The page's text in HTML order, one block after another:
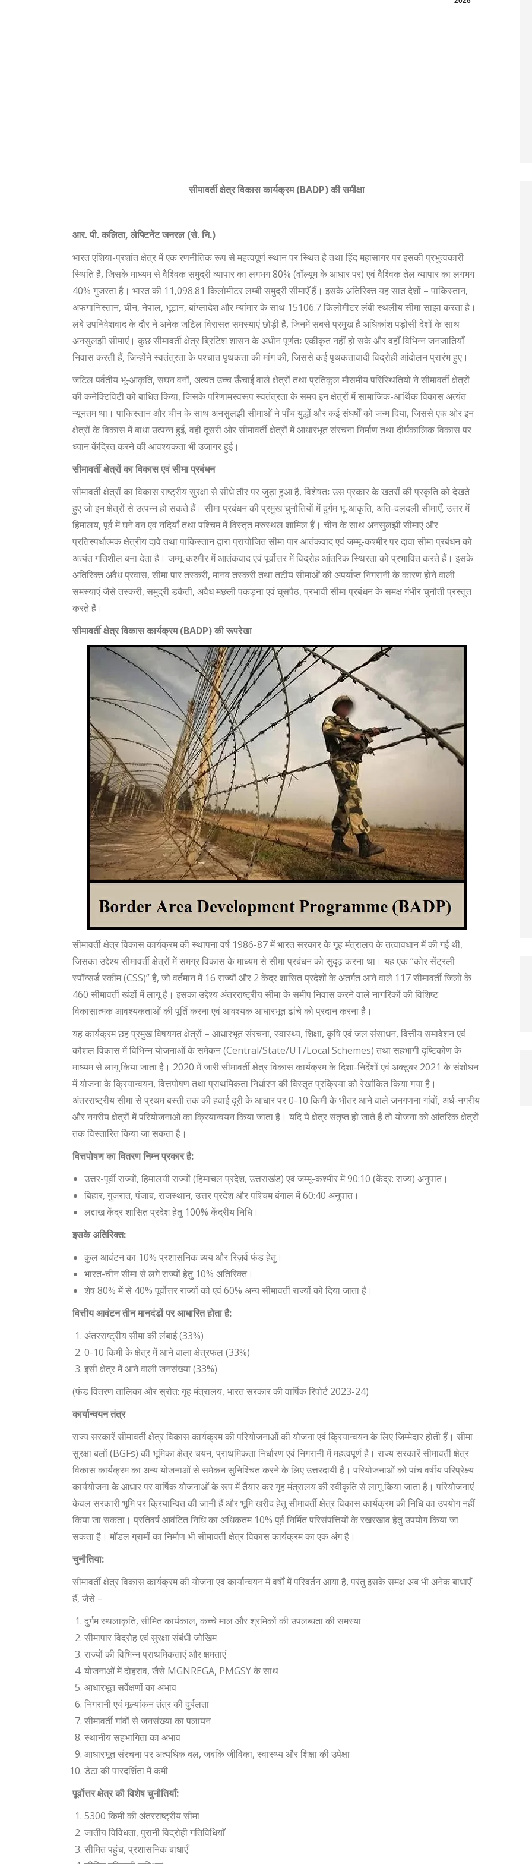
सीमावर्ती क्षेत्र विकास कार्यक्रम (BADP)की समीक्षा
आर. पी. कलिता, लेफ्टिनेंट जनरल (से. नि.)
भारत एशिया-प्रशांत क्षेत्र में एक रणनीतिक रूप से महत्वपूर्ण स्थान पर स्थित है तथा हिंद महासागर पर इसकी प्रभुत्वकारी
स्थिति है, जिसके माध्यम से वैश्विक समुद्री व्यापार का लगभग 80% (वॉल्यूम के आधार पर) एवं वैश्विक तेल व्यापार का लगभग
40% गुजरता है। भारत की 11,098.81 किलोमीटर लम्बी समुद्री सीमाएँ हैं। इसके अतिरिक्त यह सात देशों – पाकिस्तान,
अफगानिस्तान, चीन, नेपाल, भूटान, बांग्लादेश और म्यांमार के साथ 15106.7 किलोमीटर लंबी स्थलीय सीमा साझा करता है।
लंबे उपनिवेशवाद के दौर ने अनेक जटिल विरासत समस्याएं छोड़ी हैं, जिनमें सबसे प्रमुख है अधिकांश पड़ोसी देशों के साथ
अनसुलझी सीमाएं। कुछ सीमावर्ती क्षेत्र ब्रिटिश शासन के अधीन पूर्णतः एकीकृत नहीं हो सके और वहाँ विभिन्न जनजातियाँ
निवास करती हैं, जिन्होंने स्वतंत्रता के पश्चात पृथकता की मांग की, जिससे कई पृथकतावादी विद्रोही आंदोलन प्रारंभ हुए।
जटिल पर्वतीय भू-आकृति, सघन वनों, अत्यंत उच्च ऊँचाई वाले क्षेत्रों तथा प्रतिकूल मौसमीय परिस्थितियों ने सीमावर्ती क्षेत्रों
की कनेक्टिविटी को बाधित किया, जिसके परिणामस्वरूप स्वतंत्रता के समय इन क्षेत्रों में सामाजिक-आर्थिक विकास अत्यंत
न्यूनतम था। पाकिस्तान और चीन के साथ अनसुलझी सीमाओं ने पाँच युद्धों और कई संघर्षों को जन्म दिया, जिससे एक ओर इन
क्षेत्रों के विकास में बाधा उत्पन्न हुई, वहीं दूसरी ओर सीमावर्ती क्षेत्रों में आधारभूत संरचना निर्माण तथा दीर्घकालिक विकास पर
ध्यान केंद्रित करने की आवश्यकता भी उजागर हुई।
सीमावर्ती क्षेत्रों का विकास एवं सीमा प्रबंधन
सीमावर्ती क्षेत्रों का विकास राष्ट्रीय सुरक्षा से सीधे तौर पर जुड़ा हुआ है, विशेषतः उस प्रकार के खतरों की प्रकृति को देखते
हुए जो इन क्षेत्रों से उत्पन्न हो सकते हैं। सीमा प्रबंधन की प्रमुख चुनौतियों में दुर्गम भू-आकृति, अति-दलदली सीमाएँ, उत्तर में
हिमालय, पूर्व में घने वन एवं नदियाँ तथा पश्चिम में विस्तृत मरुस्थल शामिल हैं। चीन के साथ अनसुलझी सीमाएं और
प्रतिस्पर्धात्मक क्षेत्रीय दावे तथा पाकिस्तान द्वारा प्रायोजित सीमा पार आतंकवाद एवं जम्मू-कश्मीर पर दावा सीमा प्रबंधन को
अत्यंत गतिशील बना देता है। जम्मू-कश्मीर में आतंकवाद एवं पूर्वोत्तर में विद्रोह आंतरिक स्थिरता को प्रभावित करते हैं। इसके
अतिरिक्त अवैध प्रवास, सीमा पार तस्करी, मानव तस्करी तथा तटीय सीमाओं की अपर्याप्त निगरानी के कारण होने वाली
समस्याएं जैसे तस्करी, समुद्री डकैती, अवैध मछली पकड़ना एवं घुसपैठ, प्रभावी सीमा प्रबंधन के समक्ष गंभीर चुनौती प्रस्तुत
करते हैं।
सीमावर्ती क्षेत्र विकास कार्यक्रम (BADP)की रूपरेखा
सीमावर्ती क्षेत्र विकास कार्यक्रम की स्थापना वर्ष 1986-87 में भारत सरकार के गृह मंत्रालय के तत्वावधान में की गई थी,
जिसका उद्देश्य सीमावर्ती क्षेत्रों में समग्र विकास के माध्यम से सीमा प्रबंधन को सुदृढ़ करना था। यह एक “कोर सेंट्रली
स्पॉन्सर्ड स्कीम (CSS)” है, जो वर्तमान में 16 राज्यों और 2 केंद्र शासित प्रदेशों के अंतर्गत आने वाले 117 सीमावर्ती जिलों के
460 सीमावर्ती खंडों में लागू है। इसका उद्देश्य अंतरराष्ट्रीय सीमा के समीप निवास करने वाले नागरिकों की विशिष्ट
विकासात्मक आवश्यकताओं की पूर्ति करना एवं आवश्यक आधारभूत ढांचे को प्रदान करना है।
यह कार्यक्रम छह प्रमुख विषयगत क्षेत्रों – आधारभूत संरचना, स्वास्थ्य, शिक्षा, कृषि एवं जल संसाधन, वित्तीय समावेशन एवं
कौशल विकास में विभिन्न योजनाओं के समेकन (Central/State/UT/Local Schemes) तथा सहभागी दृष्टिकोण के
माध्यम से लागू किया जाता है। 2020 में जारी सीमावर्ती क्षेत्र विकास कार्यक्रम के दिशा-निर्देशों एवं अक्टूबर 2021 के संशोधन
में योजना के क्रियान्वयन, वित्तपोषण तथा प्राथमिकता निर्धारण की विस्तृत प्रक्रिया को रेखांकित किया गया है।
अंतरराष्ट्रीय सीमा से प्रथम बस्ती तक की हवाई दूरी के आधार पर 0-10 किमी के भीतर आने वाले जनगणना गांवों, अर्ध-नगरीय
और नगरीय क्षेत्रों में परियोजनाओं का क्रियान्वयन किया जाता है। यदि ये क्षेत्र संतृप्त हो जाते हैं तो योजना को आंतरिक क्षेत्रों
तक विस्तारित किया जा सकता है।
वित्तपोषण का वितरण निम्न प्रकार है:
उत्तर-पूर्वी राज्यों, हिमालयी राज्यों (हिमाचल प्रदेश, उत्तराखंड) एवं जम्मू-कश्मीर में 90:10 (केंद्र: राज्य) अनुपात।
बिहार, गुजरात, पंजाब, राजस्थान, उत्तर प्रदेश और पश्चिम बंगाल में 60:40 अनुपात।
लद्दाख केंद्र शासित प्रदेश हेतु 100% केंद्रीय निधि।
इसके अतिरिक्त:
कुल आवंटन का 10% प्रशासनिक व्यय और रिज़र्व फंड हेतु।
भारत-चीन सीमा से लगे राज्यों हेतु 10% अतिरिक्त।
शेष 80% में से 40% पूर्वोत्तर राज्यों को एवं 60% अन्य सीमावर्ती राज्यों को दिया जाता है।
वित्तीय आवंटन तीन मानदंडों पर आधारित होता है:
अंतरराष्ट्रीय सीमा की लंबाई (33%)
0-10 किमी के क्षेत्र में आने वाला क्षेत्रफल (33%)
इसी क्षेत्र में आने वाली जनसंख्या (33%)
(फंड वितरण तालिका और स्रोत: गृह मंत्रालय, भारत सरकार की वार्षिक रिपोर्ट 2023-24)
कार्यान्वयन तंत्र
राज्य सरकारें सीमावर्ती क्षेत्र विकास कार्यक्रम की परियोजनाओं की योजना एवं क्रियान्वयन के लिए जिम्मेदार होती हैं। सीमा
सुरक्षा बलों (BGFs) की भूमिका क्षेत्र चयन, प्राथमिकता निर्धारण एवं निगरानी में महत्वपूर्ण है। राज्य सरकारें सीमावर्ती क्षेत्र
विकास कार्यक्रम का अन्य योजनाओं से समेकन सुनिश्चित करने के लिए उत्तरदायी हैं। परियोजनाओं को पांच वर्षीय परिप्रेक्ष्य
कार्ययोजना के आधार पर वार्षिक योजनाओं के रूप में तैयार कर गृह मंत्रालय की स्वीकृति से लागू किया जाता है। परियोजनाएं
केवल सरकारी भूमि पर क्रियान्वित की जानी हैं और भूमि खरीद हेतु सीमावर्ती क्षेत्र विकास कार्यक्रम की निधि का उपयोग नहीं
किया जा सकता। प्रतिवर्ष आवंटित निधि का अधिकतम 10% पूर्व निर्मित परिसंपत्तियों के रखरखाव हेतु उपयोग किया जा
सकता है। मॉडल ग्रामों का निर्माण भी सीमावर्ती क्षेत्र विकास कार्यक्रम का एक अंग है।
चुनौतिया:
सीमावर्ती क्षेत्र विकास कार्यक्रम की योजना एवं कार्यान्वयन में वर्षों में परिवर्तन आया है, परंतु इसके समक्ष अब भी अनेक बाधाएँ
हैं, जैसे –
दुर्गम स्थलाकृति, सीमित कार्यकाल, कच्चे माल और श्रमिकों की उपलब्धता की समस्या
सीमापार विद्रोह एवं सुरक्षा संबंधी जोखिम
राज्यों की विभिन्न प्राथमिकताएं और क्षमताएं
योजनाओं में दोहराव, जैसे MGNREGA, PMGSY के साथ
आधारभूत सर्वेक्षणों का अभाव
निगरानी एवं मूल्यांकन तंत्र की दुर्बलता
सीमावर्ती गांवों से जनसंख्या का पलायन
स्थानीय सहभागिता का अभाव
आधारभूत संरचना पर अत्यधिक बल, जबकि जीविका, स्वास्थ्य और शिक्षा की उपेक्षा
डेटा की पारदर्शिता में कमी
पूर्वोत्तर क्षेत्र की विशेष चुनौतियाँ:
5300 किमी की अंतरराष्ट्रीय सीमा
जातीय विविधता, पुरानी विद्रोही गतिविधियाँ
सीमित पहुंच, प्रशासनिक बाधाएँ